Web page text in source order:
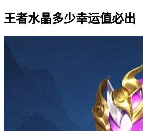
王者水晶多少幸运值必出